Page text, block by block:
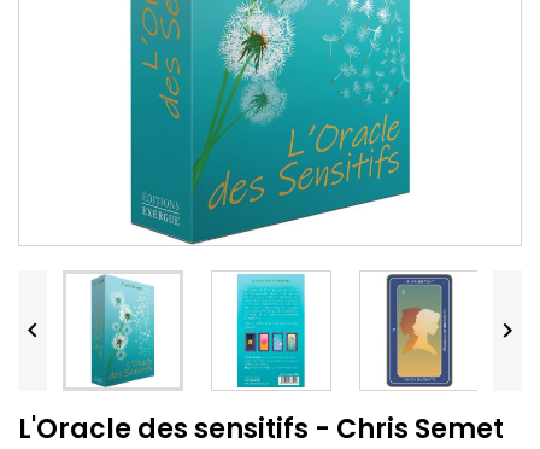
 
L'Oracle des sensitifs - Chris Semet